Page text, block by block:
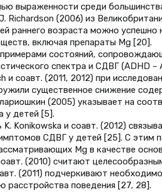
выраженности среди
Richardson (2006) из
раннего возраста можно успешно
включая препараты Mg [20].
примерами состояний,
спектра и СДВГ
и соавт. (2011, 2012) при
существенное снижение
(2005) указывает на
у детей [5].
Konikowska и соавт. (2012)
СДВГ у детей [25]. С этим
Mg в качестве
(2010) считают
(2011) подчеркивают
расстройства поведения [27, 28].